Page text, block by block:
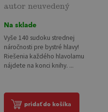
autor neuvedený
Na sklade
Vyše 140 sudoku strednej
náročnosti pre bystré hlavy!
Riešenia každého hlavolamu
nájdete na konci knihy. ...
pridať do košíka